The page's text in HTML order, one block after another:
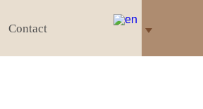
Contact